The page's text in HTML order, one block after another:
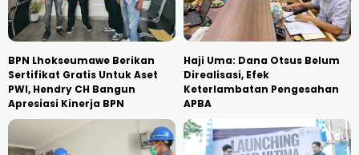
BPN Lhokseumawe Berikan
Sertifikat Gratis Untuk Aset
PWI, Hendry CH Bangun
Apresiasi Kinerja BPN
Haji Uma: Dana Otsus Belum
Direalisasi, Efek
Keterlambatan Pengesahan
APBA